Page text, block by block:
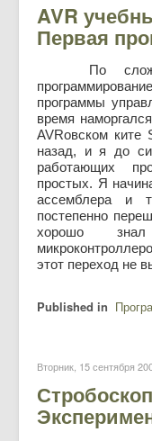
AVR
Первая
По
программы
время
AVRовском ките
назад, и я до
работающих
простых. Я
ассемблера и
постепенно
хорошо
этот переход не
Published in
Вторник, 15 сентября